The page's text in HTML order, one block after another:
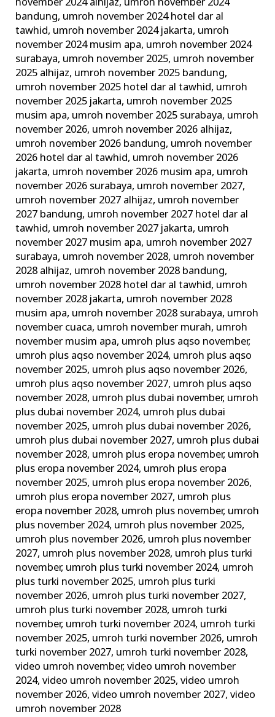
november 2024 alhijaz, umroh november 2024
bandung, umroh november 2024 hotel dar al
tawhid, umroh november 2024 jakarta, umroh
november 2024 musim apa, umroh november 2024
surabaya, umroh november 2025, umroh november
2025 alhijaz, umroh november 2025 bandung,
umroh november 2025 hotel dar al tawhid, umroh
november 2025 jakarta, umroh november 2025
musim apa, umroh november 2025 surabaya, umroh
november 2026, umroh november 2026 alhijaz,
umroh november 2026 bandung, umroh november
2026 hotel dar al tawhid, umroh november 2026
jakarta, umroh november 2026 musim apa, umroh
november 2026 surabaya, umroh november 2027,
umroh november 2027 alhijaz, umroh november
2027 bandung, umroh november 2027 hotel dar al
tawhid, umroh november 2027 jakarta, umroh
november 2027 musim apa, umroh november 2027
surabaya, umroh november 2028, umroh november
2028 alhijaz, umroh november 2028 bandung,
umroh november 2028 hotel dar al tawhid, umroh
november 2028 jakarta, umroh november 2028
musim apa, umroh november 2028 surabaya, umroh
november cuaca, umroh november murah, umroh
november musim apa, umroh plus aqso november,
umroh plus aqso november 2024, umroh plus aqso
november 2025, umroh plus aqso november 2026,
umroh plus aqso november 2027, umroh plus aqso
november 2028, umroh plus dubai november, umroh
plus dubai november 2024, umroh plus dubai
november 2025, umroh plus dubai november 2026,
umroh plus dubai november 2027, umroh plus dubai
november 2028, umroh plus eropa november, umroh
plus eropa november 2024, umroh plus eropa
november 2025, umroh plus eropa november 2026,
umroh plus eropa november 2027, umroh plus
eropa november 2028, umroh plus november, umroh
plus november 2024, umroh plus november 2025,
umroh plus november 2026, umroh plus november
2027, umroh plus november 2028, umroh plus turki
november, umroh plus turki november 2024, umroh
plus turki november 2025, umroh plus turki
november 2026, umroh plus turki november 2027,
umroh plus turki november 2028, umroh turki
november, umroh turki november 2024, umroh turki
november 2025, umroh turki november 2026, umroh
turki november 2027, umroh turki november 2028,
video umroh november,video umroh november
2024,video umroh november 2025,video umroh
november 2026,video umroh november 2027,video
umroh november 2028